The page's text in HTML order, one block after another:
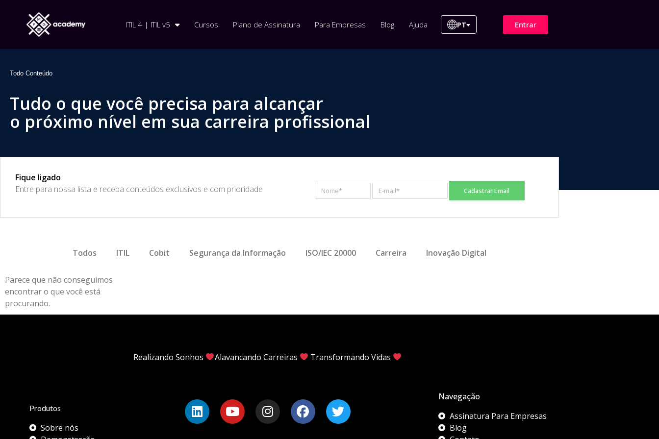
ITIL 4 | ITIL v5 Cursos Plano de Assinatura Para Empresas Blog Ajuda PT Entrar
Todo Conteúdo
Tudo o que você precisa para alcançar
o próximo nível em sua carreira profissional
Fique ligado
​Entre para nossa lista e receba conteúdos exclusivos e com prioridade
Cadastrar Email
Todos ITIL Cobit Segurança da Informação ISO/IEC 20000 Carreira Inovação Digital
Parece que não conseguimos
encontrar o que você está
procurando.
Produtos
Sobre nós
Realizando Sonhos Alavancando Carreiras Transformando Vidas
Navegação
Assinatura Para Empresas
Blog